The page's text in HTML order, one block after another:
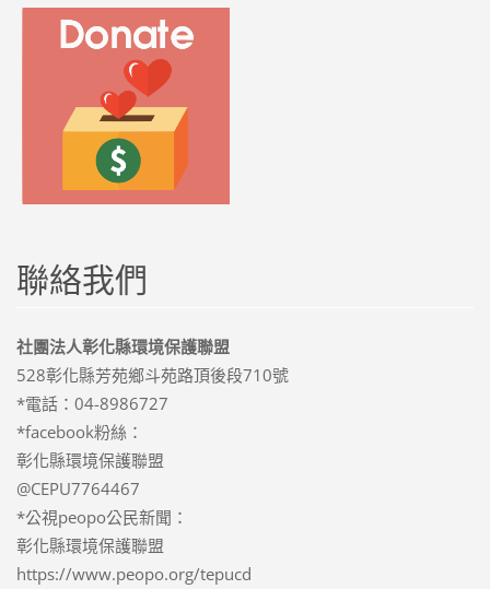
聯絡我們
社團法人彰化縣環境保護聯盟
528彰化縣芳苑鄉斗苑路頂後段710號
*電話：04-8986727
*facebook粉絲：
彰化縣環境保護聯盟
@CEPU7764467
*公視peopo公民新聞：
彰化縣環境保護聯盟
https://www.peopo.org/tepucd